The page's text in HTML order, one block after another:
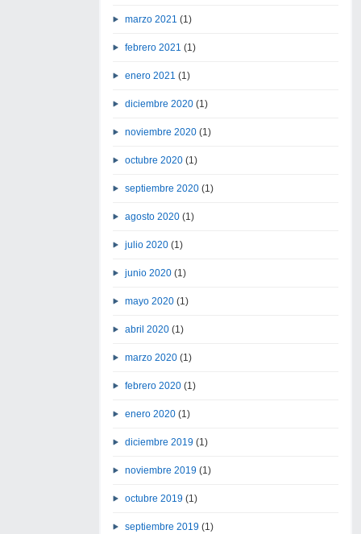
marzo 2021 (1)
febrero 2021 (1)
enero 2021 (1)
diciembre 2020(1)
noviembre 2020(1)
octubre 2020(1)
septiembre 2020(1)
agosto 2020(1)
julio 2020(1)
junio 2020(1)
mayo 2020(1)
abril 2020(1)
marzo 2020(1)
febrero 2020(1)
enero 2020(1)
diciembre 2019 (1)
noviembre 2019 (1)
octubre 2019 (1)
septiembre 2019 (1)